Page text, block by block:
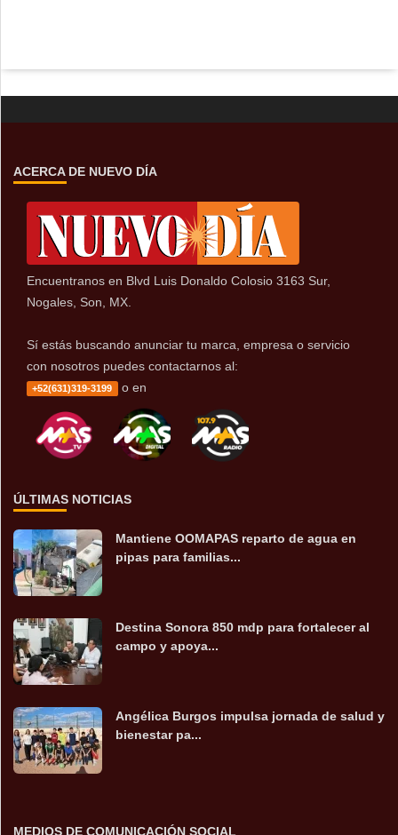
ACERCA DE NUEVO DÍA
Encuentranos en Blvd Luis Donaldo Colosio 3163 Sur,
Nogales, Son, MX.
Sí estás buscando anunciar tu marca, empresa o servicio
con nosotros puedes contactarnos al:
+52(631)319-3199 o en
ÚLTIMAS NOTICIAS
Mantiene OOMAPAS reparto de agua en
pipas para familias...
Destina Sonora 850 mdp para fortalecer al
campo y apoya...
Angélica Burgos impulsa jornada de salud y
bienestar pa...
MEDIOS DE COMUNICACIÓN SOCIAL